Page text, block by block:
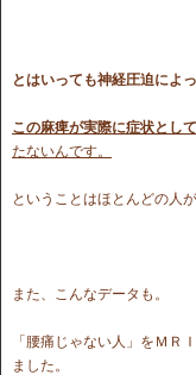
とはいっても神経圧迫によ
この麻痺が実際に症状とし
たないんです。
ということはほとんどの人
また、こんなデータも。
「腰痛じゃない人」をＭＲ
ました。